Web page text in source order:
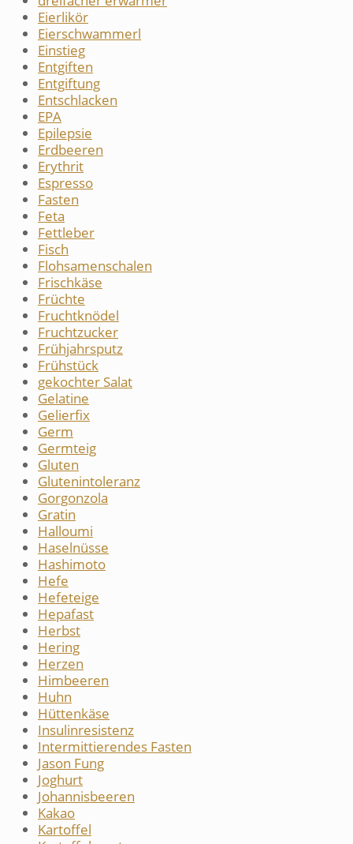
Eierlikör
Eierschwammerl
Einstieg
Entgiften
Entgiftung
Entschlacken
EPA
Epilepsie
Erdbeeren
Erythrit
Espresso
Fasten
Feta
Fettleber
Fisch
Flohsamenschalen
Frischkäse
Früchte
Fruchtknödel
Fruchtzucker
Frühjahrsputz
Frühstück
gekochter Salat
Gelatine
Gelierfix
Germ
Germteig
Gluten
Glutenintoleranz
Gorgonzola
Gratin
Halloumi
Haselnüsse
Hashimoto
Hefe
Hefeteige
Hepafast
Herbst
Hering
Herzen
Himbeeren
Huhn
Hüttenkäse
Insulinresistenz
Intermittierendes Fasten
Jason Fung
Joghurt
Johannisbeeren
Kakao
Kartoffel